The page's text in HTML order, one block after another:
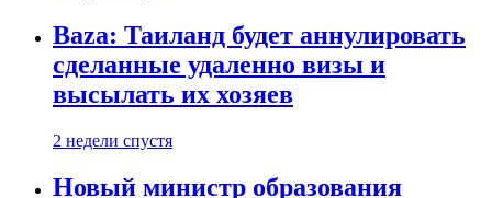
Baza: Таиланд будет аннулировать
сделанные удаленно визы и
высылать их хозяев
2 недели спустя
Новый министр образования